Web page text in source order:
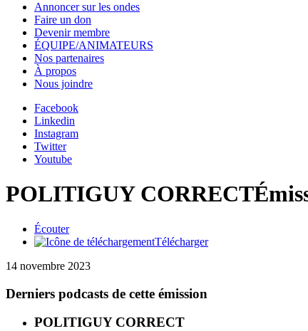
Annoncer sur les ondes
Faire un don
Devenir membre
ÉQUIPE/ANIMATEURS
Nos partenaires
À propos
Nous joindre
Facebook
Linkedin
Instagram
Twitter
Youtube
POLITIGUY CORRECT
Écouter
Télécharger
14 novembre 2023
Derniers podcasts de cette émission
POLITIGUY CORRECT